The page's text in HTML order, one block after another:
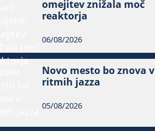
omejitev znižala moč
reaktorja
06/08/2026
Novo mesto bo znova v
ritmih jazza
05/08/2026